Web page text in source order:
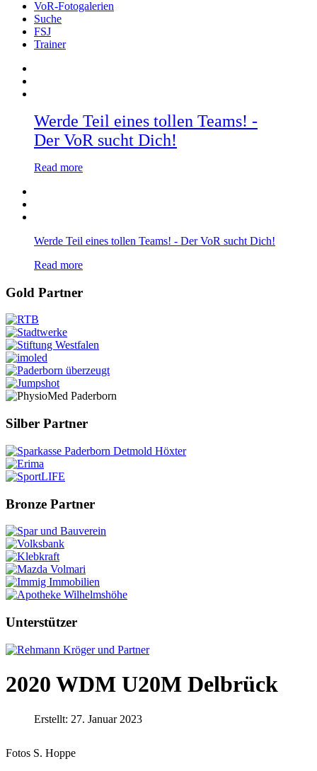
VoR-Fotogalerien
Suche
FSJ
Trainer
Werde Teil eines tollen Teams! -
Der VoR sucht Dich!
Read more
Werde Teil eines tollen Teams! - Der VoR sucht Dich!
Read more
Gold Partner
Silber Partner
Bronze Partner
Unterstützer
2020 WDM U20M Delbrück
Erstellt: 27. Januar 2023
Fotos S. Hoppe